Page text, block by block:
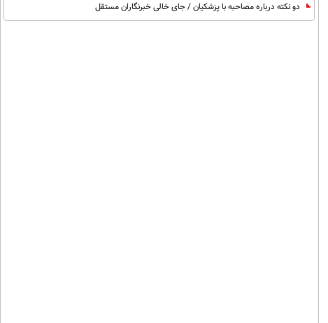
دو نکته درباره مصاحبه با پزشکیان / جای خالی خبرنگاران مستقل